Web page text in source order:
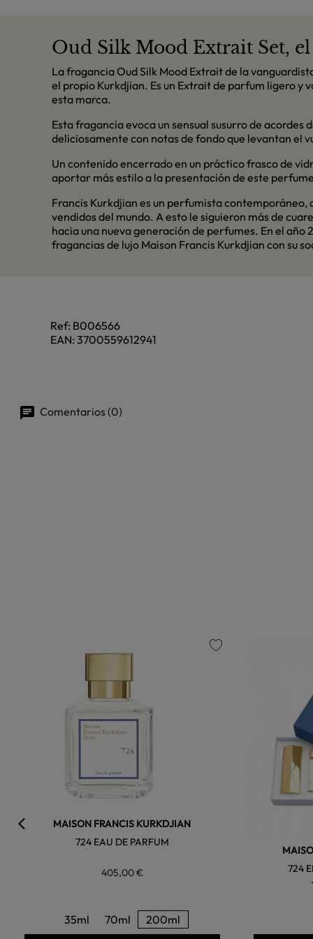
Oud Silk Mood Extrait Set,
La fragancia Oud Silk Mood Extrait de la
el propio Kurkdjian. Es un Extrait de parfum ligero y
esta marca.
Esta fragancia evoca un sensual susurro de
deliciosamente con notas de fondo que levantan el
Un contenido encerrado en un práctico frasco de
aportar más estilo a la presentación de este
Francis Kurkdjian es un perfumista contemporáneo,
vendidos del mundo. A esto le siguieron más de
hacia una nueva generación de perfumes. En el
fragancias de lujo Maison Francis Kurkdjian con su
Ref: B006566
EAN: 3700559612941
Comentarios (0)
MAISON FRANCIS KURKDJIAN
724 EAU DE PARFUM
405,00 €
35ml 70ml 200ml
724